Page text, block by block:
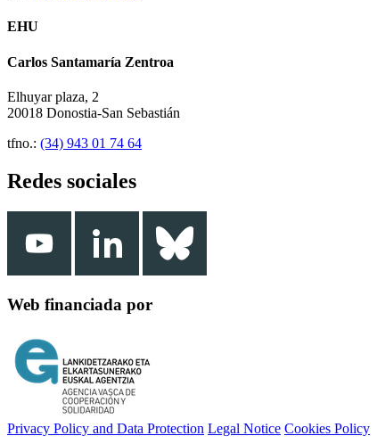
EHU
Carlos Santamaría Zentroa
Elhuyar plaza, 2
20018 Donostia-San Sebastián
tfno.: (34) 943 01 74 64
Redes sociales
Web financiada por
Privacy Policy and Data Protection Legal Notice Cookies Policy